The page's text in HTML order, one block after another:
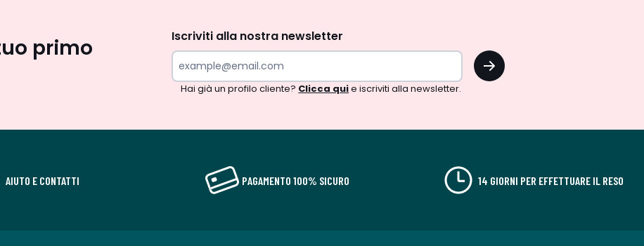
primo
Iscriviti alla nostra newsletter
OK
Hai già un profilo cliente? Clicca quie iscriviti alla newsletter.
AIUTO E CONTATTI PAGAMENTO 100% SICURO 14 GIORNI PER EFFETTUARE IL RESO